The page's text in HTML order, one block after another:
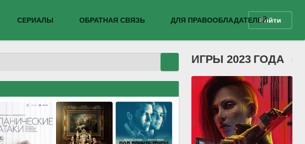
СЕРИАЛЫ ОБРАТНАЯ СВЯЗЬ ДЛЯ ПРАВООБЛАДАТЕЛЕЙВойти
ИГРЫ 2023 ГОДА